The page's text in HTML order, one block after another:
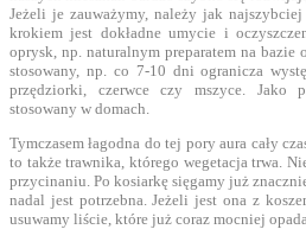
Jeżeli je zauważymy, należy jak
krokiem jest dokładne umycie i
oprysk, np. naturalnym preparatem na
stosowany, np. co 7-10 dni ogranicza
przędziorki, czerwce czy mszyce. Jako
stosowany w domach.
Tymczasem łagodna do tej pory aura cały
to także trawnika, którego wegetacja trwa.
przycinaniu. Po kosiarkę sięgamy już
nadal jest potrzebna. Jeżeli jest ona z
usuwamy liście, które już coraz mocniej